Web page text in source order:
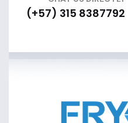
(+57) 315 8387792